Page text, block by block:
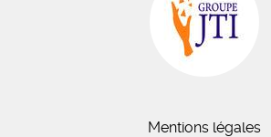
Mentions légales